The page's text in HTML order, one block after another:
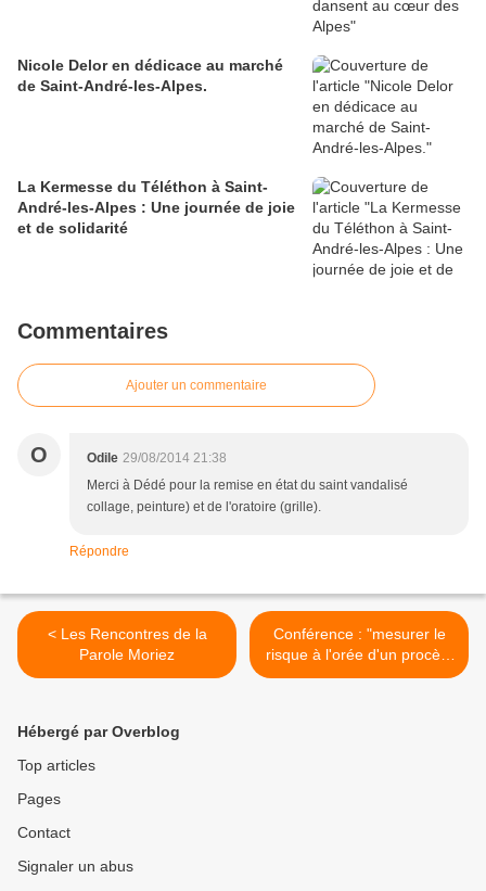
Nicole Delor en dédicace au marché
de Saint-André-les-Alpes.
La Kermesse du Téléthon à Saint-
André-les-Alpes : Une journée de joie
et de solidarité
Commentaires
Ajouter un commentaire
O Odile 29/08/2014 21:38
Merci à Dédé pour la remise en état du saint vandalisé
collage, peinture) et de l'oratoire (grille).
Répondre
< Les Rencontres de la
Parole Moriez
Conférence : "mesurer le
risque à l'orée d'un procès"
>
Hébergé par Overblog
Top articles
Pages
Contact
Signaler un abus